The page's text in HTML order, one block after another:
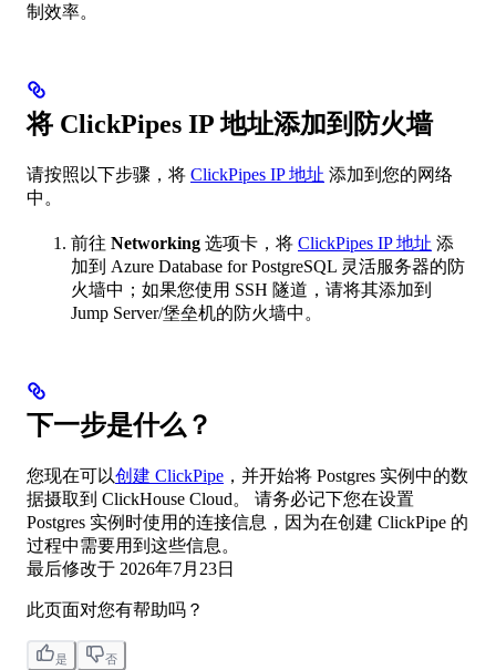
制效率。
将 ClickPipes IP 地址添加到防火墙
请按照以下步骤，将 ClickPipes IP 地址 添加到您的网络
中。
前往 Networking 选项卡，将 ClickPipes IP 地址 添
加到 Azure Database for PostgreSQL 灵活服务器的防
火墙中；如果您使用 SSH 隧道，请将其添加到
Jump Server/堡垒机的防火墙中。
下一步是什么？
您现在可以创建 ClickPipe ，并开始将 Postgres 实例中的数
据摄取到 ClickHouse Cloud。 请务必记下您在设置
Postgres 实例时使用的连接信息，因为在创建 ClickPipe 的
过程中需要用到这些信息。
最后修改于 2026年7月23日
此页面对您有帮助吗？
是 否